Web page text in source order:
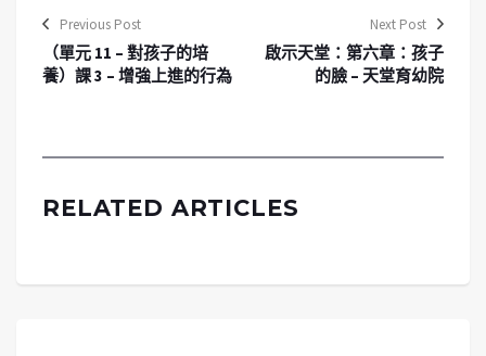
Previous Post
（單元 11 – 對孩子的培
養）課 3 – 增強上進的行為
Next Post
啟示天堂：第六章：孩子
的臉 – 天堂育幼院
RELATED ARTICLES